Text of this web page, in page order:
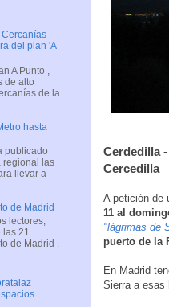
Cerdedilla
Cercedilla
A petición de
11 al
"lágrimas de
puerto de la
En Madrid
Sierra a esas
del plan 'A
A Punto ,
de alto
de la
hasta
publicado
regional las
llevar a
de Madrid
lectores,
21
de Madrid .